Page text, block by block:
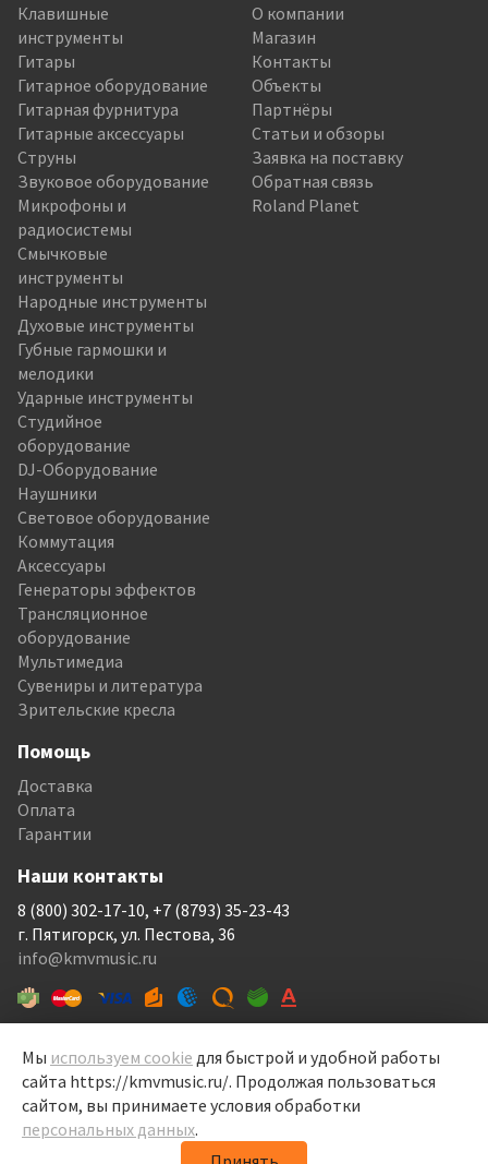
Клавишные
инструменты
Гитары
Гитарное оборудование
Гитарная фурнитура
Гитарные аксессуары
Струны
Звуковое оборудование
Микрофоны и
радиосистемы
Смычковые
инструменты
Народные инструменты
Духовые инструменты
Губные гармошки и
мелодики
Ударные инструменты
Студийное
оборудование
DJ-Оборудование
Наушники
Световое оборудование
Коммутация
Аксессуары
Генераторы эффектов
Трансляционное
оборудование
Мультимедиа
Сувениры и литература
Зрительские кресла
О компании
Магазин
Контакты
Объекты
Партнёры
Статьи и обзоры
Заявка на поставку
Обратная связь
Roland Planet
Помощь
Доставка
Оплата
Гарантии
Наши контакты
8 (800) 302-17-10, +7 (8793) 35-23-43
г. Пятигорск, ул. Пестова, 36
info@kmvmusic.ru
КМВ Мьюзик © 1999-2026
Перелицовка сайта —Рекламный контент, 2022
Политика конфиденциальности
Мы используем cookie для быстрой и удобной работы
сайта https://kmvmusic.ru/. Продолжая пользоваться
сайтом, вы принимаете условия обработки
персональных данных.